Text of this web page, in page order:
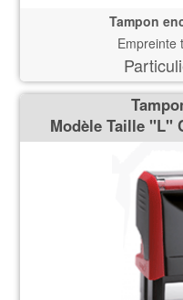
Tampon
Empreinte
Modèle Taille ''L''